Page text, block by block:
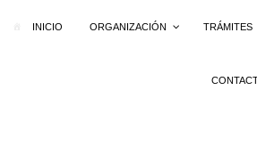
INICIO ORGANIZACIÓN TRÁMITES